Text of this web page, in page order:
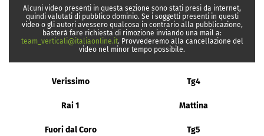
Alcuni video presenti in questa sezione sono stati presi da internet,
quindi valutati di pubblico dominio. Se i soggetti presenti in questi
video o gli autori avessero qualcosa in contrario alla pubblicazione,
basterà fare richiesta di rimozione inviando una mail a:
team_verticali@italiaonline.it. Provvederemo alla cancellazione del
video nel minor tempo possibile.
Verissimo Tg4
Rai 1 Mattina
Fuori dal Coro Tg5